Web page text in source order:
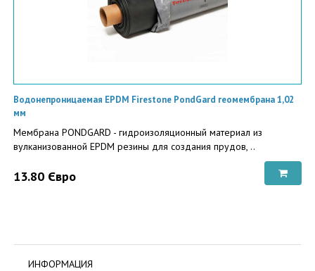
Водонепроницаемая EPDM Firestone PondGard геомембрана 1,02
мм
Мембрана PONDGARD - гидроизоляционный материал из
вулканизованной EPDM резины для создания прудов, ..
13.80 Євро
ИНФОРМАЦИЯ